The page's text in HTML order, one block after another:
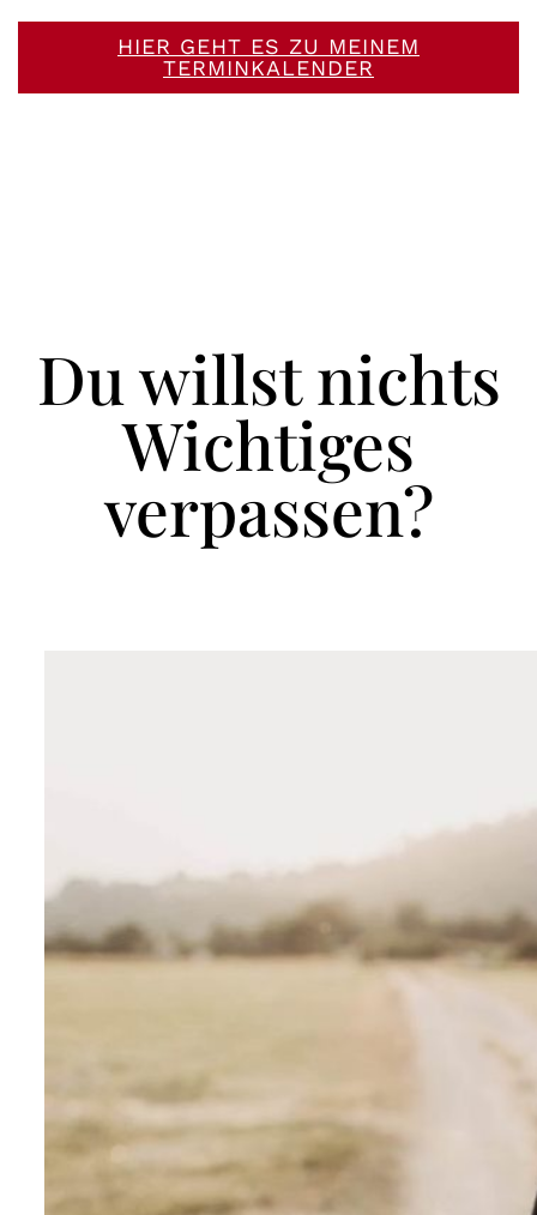
HIER GEHT ES ZU MEINEM
TERMINKALENDER
Du willst nichts
Wichtiges
verpassen?